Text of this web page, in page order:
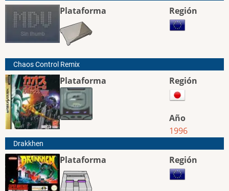
Plataforma Región
Chaos Control Remix
Plataforma Región
Año
1996
Drakkhen
Plataforma Región